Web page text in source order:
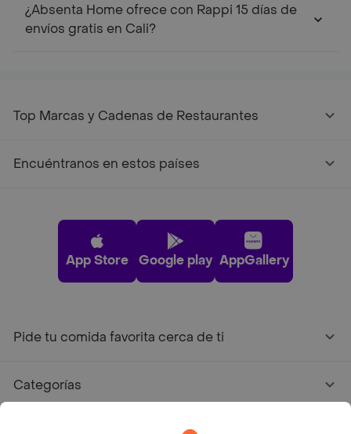
¿Absenta Home ofrece con Rappi 15 días de
envíos gratis en Cali?
Top Marcas y Cadenas de Restaurantes
Encuéntranos en estos países
App Store Google play AppGallery
Pide tu comida favorita cerca de ti
Categorías